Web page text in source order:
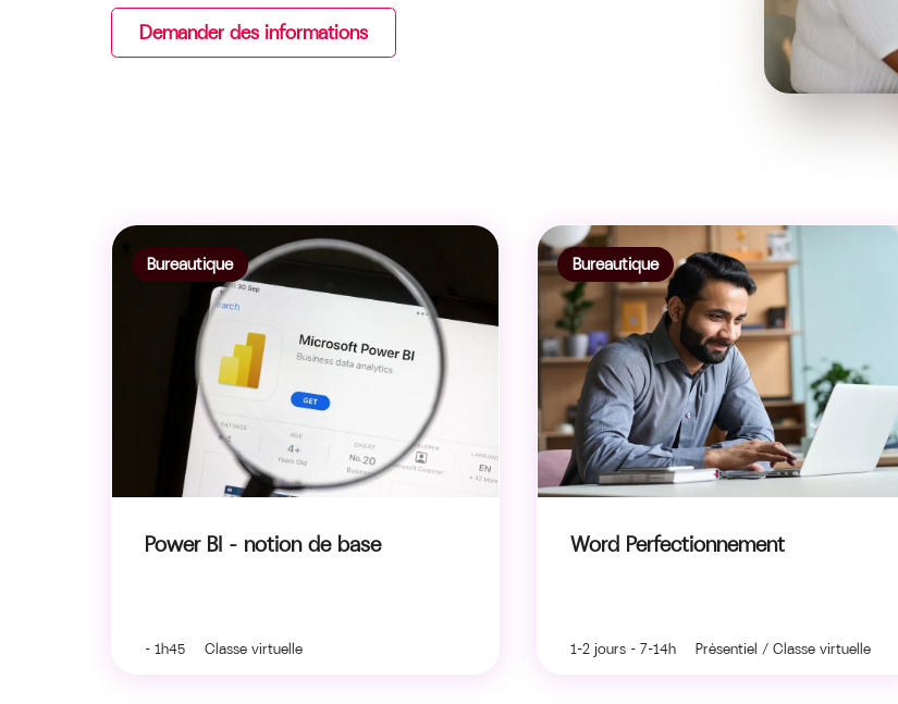
Demander des informations
Bureautique
Power BI – notion de base
- 1h45 Classe virtuelle
Bureautique
Word Perfectionnement
1-2 jours - 7-14h Présentiel / Classe virtuelle